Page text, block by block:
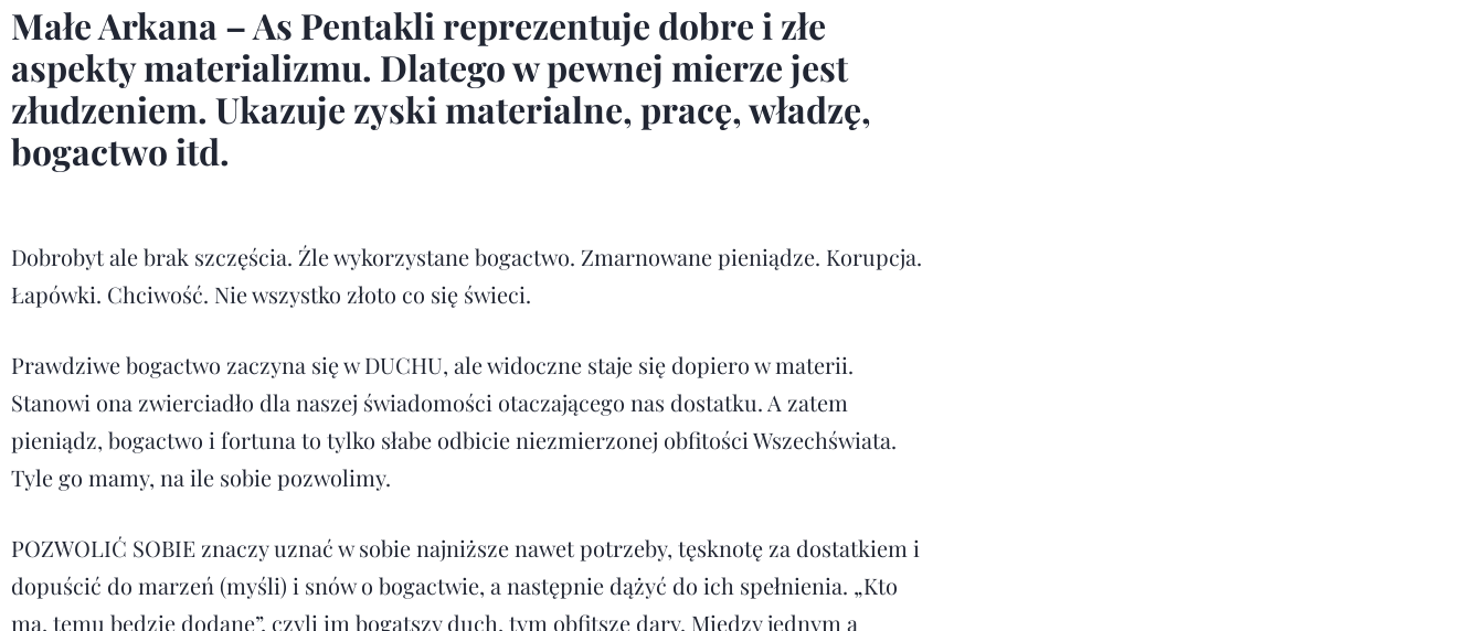
Małe Arkana – As Pentakli reprezentuje dobre i złe
aspekty materializmu. Dlatego w pewnej mierze jest
złudzeniem. Ukazuje zyski materialne, pracę, władzę,
bogactwo itd.
Dobrobyt ale brak szczęścia. Źle wykorzystane bogactwo. Zmarnowane pieniądze. Korupcja.
Łapówki. Chciwość. Nie wszystko złoto co się świeci.
Prawdziwe bogactwo zaczyna się w DUCHU, ale widoczne staje się dopiero w materii.
Stanowi ona zwierciadło dla naszej świadomości otaczającego nas dostatku. A zatem
pieniądz, bogactwo i fortuna to tylko słabe odbicie niezmie­rzonej obfitości Wszechświata.
Tyle go mamy, na ile sobie pozwolimy.
POZWOLIĆ SOBIE znaczy uznać w sobie najniższe nawet potrzeby, tęsk­notę za dostatkiem i
dopuścić do marzeń (myśli) i snów o bogactwie, a na­stępnie dążyć do ich spełnienia. „Kto
ma, temu będzie dodane”, czyli im bo­gatszy duch, tym obfitsze dary. Między jednym a